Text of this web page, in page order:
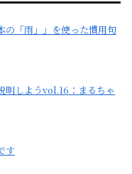
の「雨」」を使った慣用句
明しようvol.16：まるちゃ
す